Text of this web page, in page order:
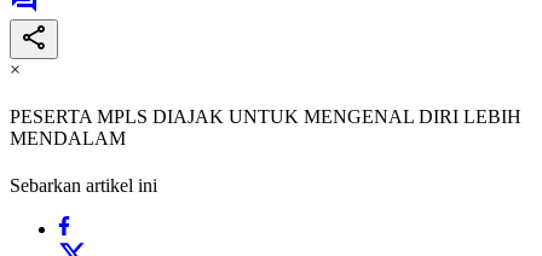
×
PESERTA MPLS DIAJAK UNTUK MENGENAL DIRI LEBIH
MENDALAM
Sebarkan artikel ini